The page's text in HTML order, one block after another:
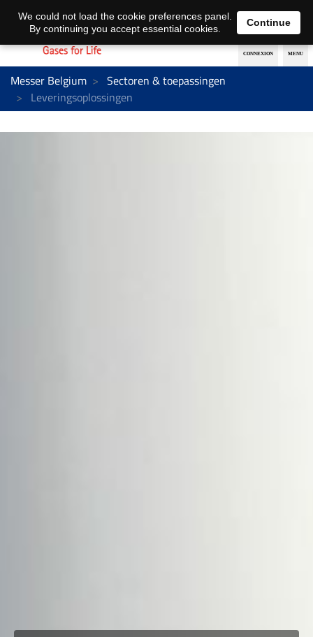
Nederlands français
Messer Belgium
Sectoren & toepassingen
Leveringsoplossingen
We could not load the cookie preferences panel.
By continuing you accept essential cookies.
Continue